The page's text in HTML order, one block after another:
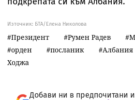
Източник: БТА/Елена Николова
Президент Румен Радев
орден
посланик Албания
Ходжа
Добави ни в предпочитани